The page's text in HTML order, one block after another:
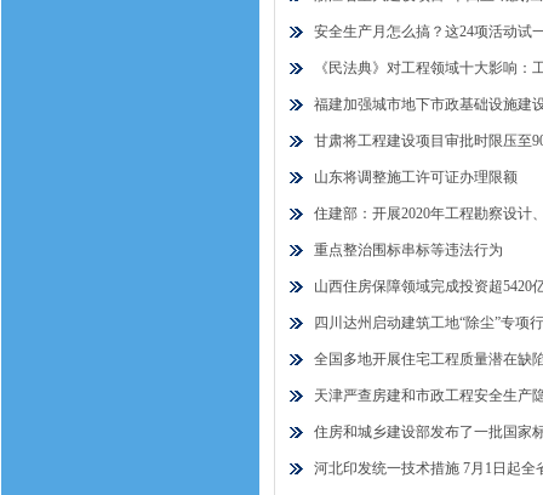
安全生产月怎么搞？这24项活动试
《民法典》对工程领域十大影响
福建加强城市地下市政基础设施建
甘肃将工程建设项目审批时限压至
山东将调整施工许可证办理限额
住建部：开展2020年工程勘察设计
重点整治围标串标等违法行为
山西住房保障领域完成投资超5420
四川达州启动建筑工地“除尘”专项
全国多地开展住宅工程质量潜在缺
天津严查房建和市政工程安全生产
住房和城乡建设部发布了一批国家
河北印发统一技术措施 7月1日起全